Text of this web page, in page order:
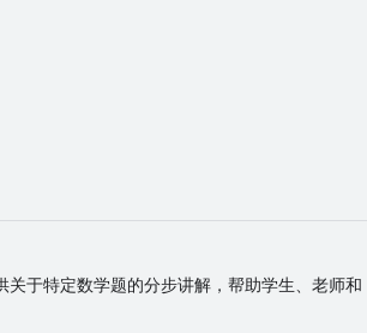
于特定数学题的分步讲解，帮助学生、老师和